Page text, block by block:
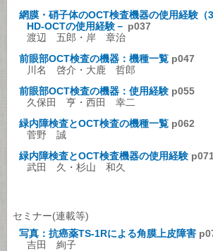
網膜・硝子体のOCT検査機器の使用経験
HD-OCTの使用経験－ p037
渡辺 五郎・岸 章治
前眼部OCT検査の機器：機種一覧 p047
川名 啓介・大鹿 哲郎
前眼部OCT検査の機器：使用経験 p055
久保田 亨・西田 幸二
緑内障検査とOCT検査の機種一覧 p062
菅野 誠
緑内障検査とOCT検査機器の使用経験
武田 久・杉山 和久
セミナー(連載等)
写真：抗癌薬TS-1Rによる角膜上皮障害
吉田 絢子